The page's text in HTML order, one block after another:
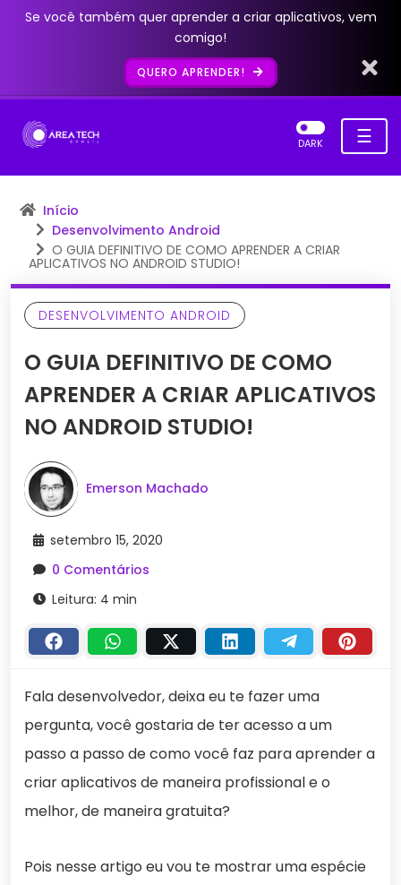
Se você também quer aprender a criar aplicativos, vem
comigo!
QUERO APRENDER!
☰
DARK
Início
Desenvolvimento Android
O GUIA DEFINITIVO DE COMO APRENDER A CRIAR
APLICATIVOS NO ANDROID STUDIO!
DESENVOLVIMENTO ANDROID
O GUIA DEFINITIVO DE COMO
APRENDER A CRIAR APLICATIVOS
NO ANDROID STUDIO!
Emerson Machado
setembro 15, 2020
0 Comentários
Leitura: 4 min
Fala desenvolvedor, deixa eu te fazer uma
pergunta, você gostaria de ter acesso a um
passo a passo de como você faz para aprender a
criar aplicativos de maneira profissional e o
melhor, de maneira gratuita?
Pois nesse artigo eu vou te mostrar uma espécie